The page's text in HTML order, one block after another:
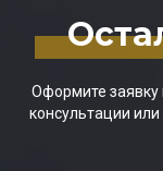
Оформите
консультации